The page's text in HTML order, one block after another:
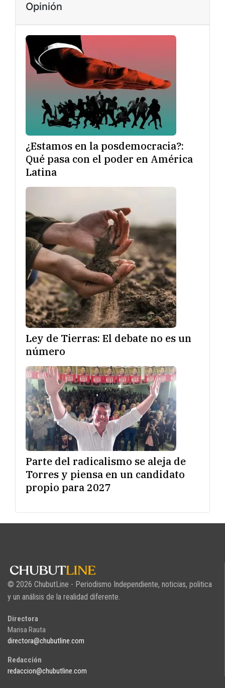
Opinión
¿Estamos en la posdemocracia?:
Qué pasa con el poder en América
Latina
Ley de Tierras: El debate no es un
número
Parte del radicalismo se aleja de
Torres y piensa en un candidato
propio para 2027
© 2026 ChubutLine - Periodismo Independiente, noticias, politica
y un análisis de la realidad diferente.
Directora
Marisa Rauta
directora@chubutline.com
Redacción
redaccion@chubutline.com